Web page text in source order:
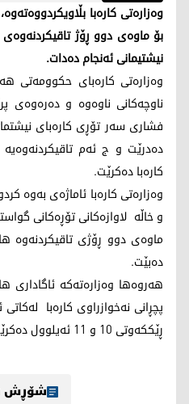
وەزارەتی کارەبا
بۆ ماوەی دوو ڕۆژ
نیشتیمانی ئەنجام دەدات.
وەزارەتی کارەبای حکوومەتی
ناوچەکانی ناوەوە و دەرەوەی
فشاری سەر تۆڕی کارەبای
دەدرێت و ج ئەم
کارەبا دەکرێت.
وەزارەتی کارەبا ئاماژەی بەوە
و خاڵە لاوازەکانی تۆڕەکانی
ماوەی دوو ڕۆژی تاقیکردنەوە
دەبێت.
هەروەها وەزارەتەکە ئاگاداری
پچڕانی نەخوازراوی کارەبا
ڕێککەوتی 10 و 11 ئەیلوول دەکرێت.
شۆڕش